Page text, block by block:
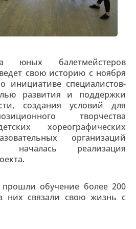
юных балетмейстеров
свою историю с ноября
инициативе специалистов-
развития и поддержки
создания условий для
творчества
хореографических
организаций
реализация
обучение более 200
них связали свою жизнь с